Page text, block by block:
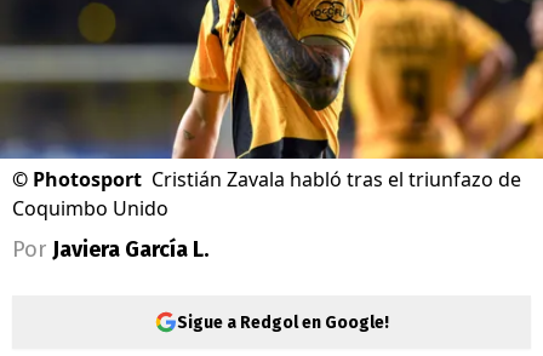
© Photosport Cristián Zavala habló tras el triunfazo de
Coquimbo Unido
Por Javiera García L.
Sigue a Redgol en Google!